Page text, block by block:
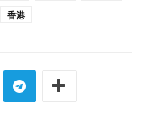
香港